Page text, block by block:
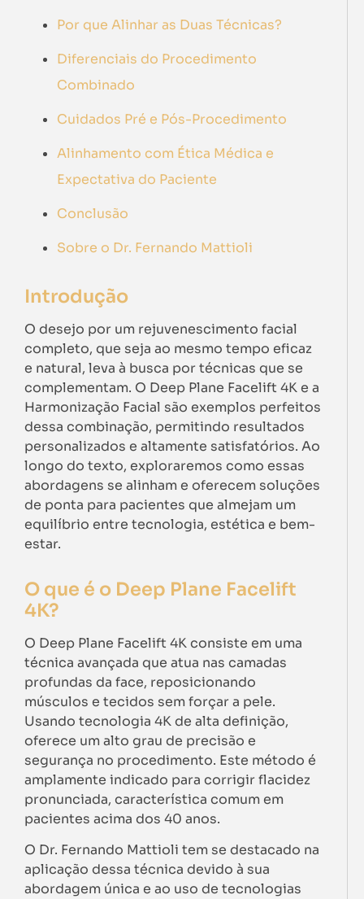
Por que Alinhar as Duas Técnicas?
Diferenciais do Procedimento
Combinado
Cuidados Pré e Pós-Procedimento
Alinhamento com Ética Médica e
Expectativa do Paciente
Conclusão
Sobre o Dr. Fernando Mattioli
Introdução
O desejo por um rejuvenescimento facial
completo, que seja ao mesmo tempo eficaz
e natural, leva à busca por técnicas que se
complementam. O Deep Plane Facelift 4K e a
Harmonização Facial são exemplos perfeitos
dessa combinação, permitindo resultados
personalizados e altamente satisfatórios. Ao
longo do texto, exploraremos como essas
abordagens se alinham e oferecem soluções
de ponta para pacientes que almejam um
equilíbrio entre tecnologia, estética e bem-
estar.
O que é o Deep Plane Facelift
4K?
O Deep Plane Facelift 4K consiste em uma
técnica avançada que atua nas camadas
profundas da face, reposicionando
músculos e tecidos sem forçar a pele.
Usando tecnologia 4K de alta definição,
oferece um alto grau de precisão e
segurança no procedimento. Este método é
amplamente indicado para corrigir flacidez
pronunciada, característica comum em
pacientes acima dos 40 anos.
O Dr. Fernando Mattioli tem se destacado na
aplicação dessa técnica devido à sua
abordagem única e ao uso de tecnologias